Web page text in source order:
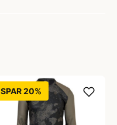
SPAR 20%